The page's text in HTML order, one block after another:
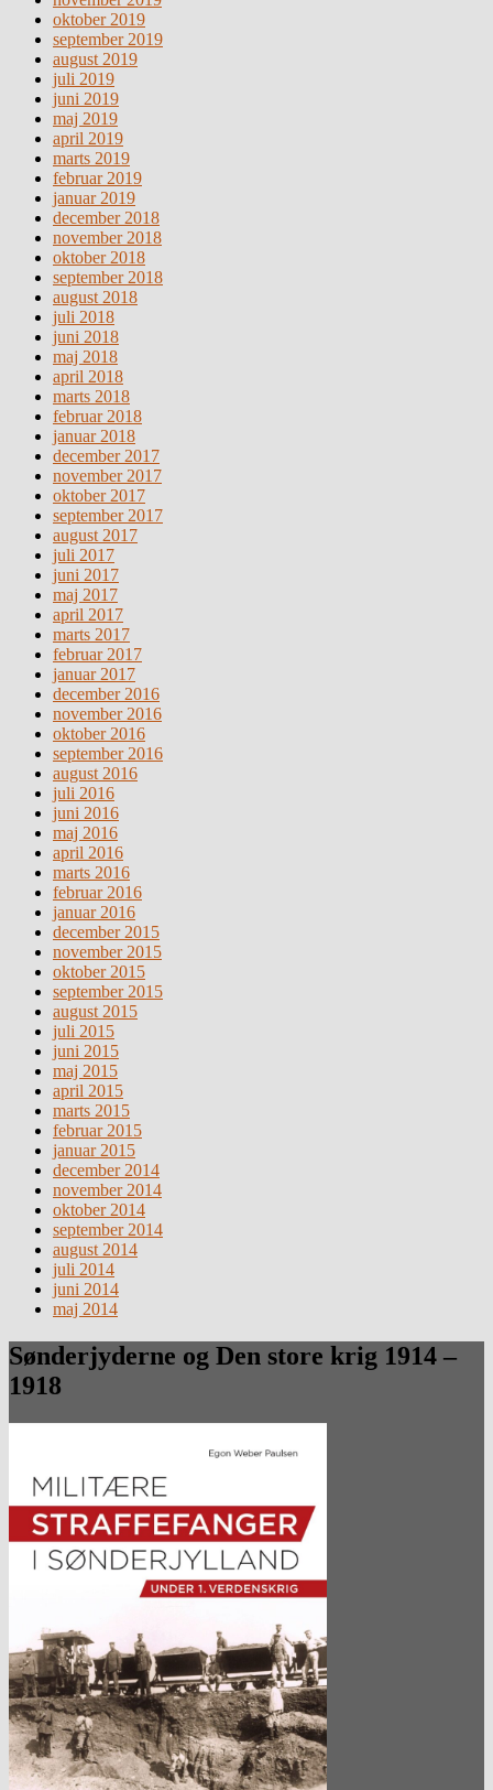
oktober 2019
september 2019
august 2019
juli 2019
juni 2019
maj 2019
april 2019
marts 2019
februar 2019
januar 2019
december 2018
november 2018
oktober 2018
september 2018
august 2018
juli 2018
juni 2018
maj 2018
april 2018
marts 2018
februar 2018
januar 2018
december 2017
november 2017
oktober 2017
september 2017
august 2017
juli 2017
juni 2017
maj 2017
april 2017
marts 2017
februar 2017
januar 2017
december 2016
november 2016
oktober 2016
september 2016
august 2016
juli 2016
juni 2016
maj 2016
april 2016
marts 2016
februar 2016
januar 2016
december 2015
november 2015
oktober 2015
september 2015
august 2015
juli 2015
juni 2015
maj 2015
april 2015
marts 2015
februar 2015
januar 2015
december 2014
november 2014
oktober 2014
september 2014
august 2014
juli 2014
juni 2014
maj 2014
Sønderjyderne og Den store krig 1914 –
1918